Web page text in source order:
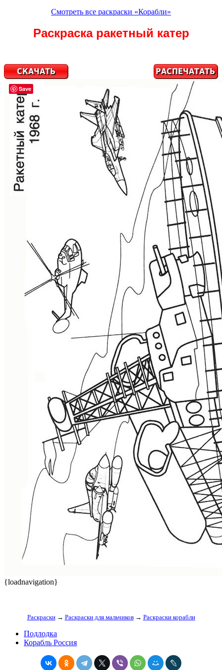
Смотреть все раскраски «Корабли»
Раскраска ракетный катер
{loadnavigation}
Раскраски→ Раскраски для мальчиков→ Раскраски корабли
Подлодка
Корабль Россия
Save